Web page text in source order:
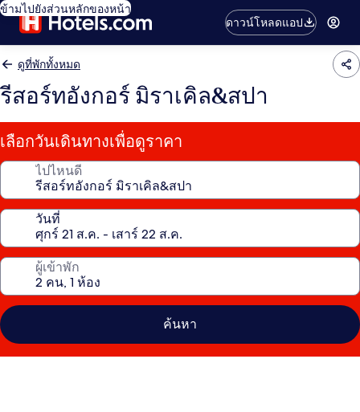
ข้ามไปยังส่วนหลักของหน้า
ดาวน์โหลดแอป
ดูที่พักทั้งหมด
รีสอร์ทอังกอร์ มิราเคิล&สปา
เลือกวันเดินทางเพื่อดูราคา
ไปไหนดี
วันที่
ผู้เข้าพัก
ค้นหา